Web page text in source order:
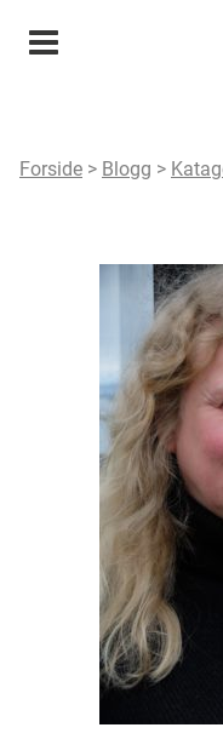
Meny
Forside > Blogg >